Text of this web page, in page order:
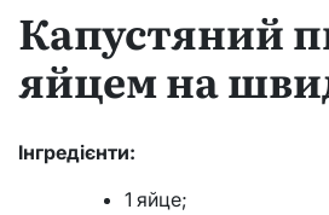
Капустяний
яйцем на
Інгредієнти:
1 яйце;